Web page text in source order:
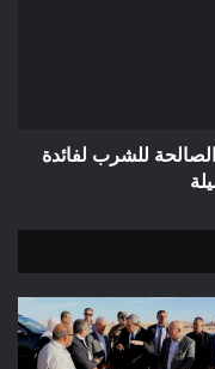
للشرب لفائدة